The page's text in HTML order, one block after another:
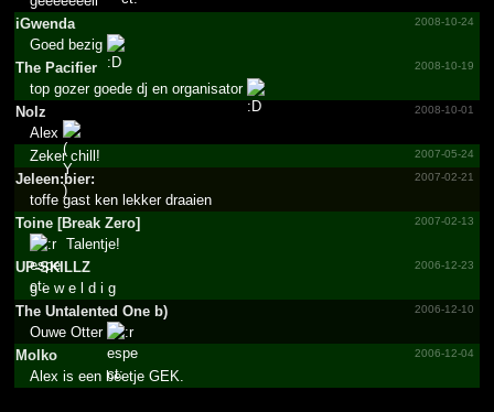
iGwenda
2008-10-24
Goed bezig
The Pacifier
2008-10-19
top gozer goede dj en organisator
Nolz
2008-10-01
Alex
2007-05-24
Zeker chill!
Jeleen:bier:
2007-02-21
toffe gast ken lekker draaien
Toine [Break Zero]
2007-02-13
Talentje!
UP-SKILLZ
2006-12-23
g e w e l d i g
The Untalented One b)
2006-12-10
Ouwe Otter
Molko
2006-12-04
Alex is een beetje GEK.